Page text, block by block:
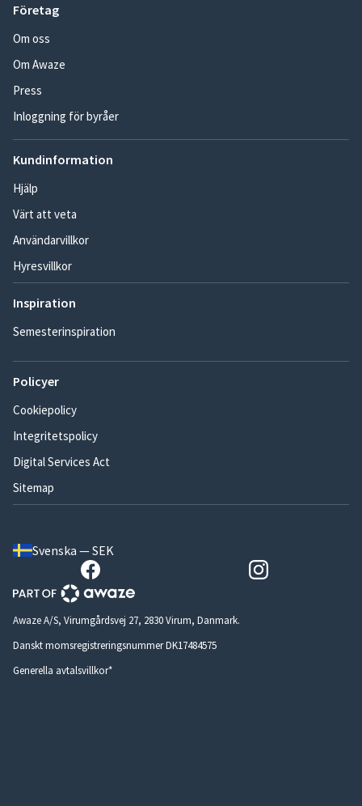
Företag
Om oss
Om Awaze
Press
Inloggning för byråer
Kundinformation
Hjälp
Värt att veta
Användarvillkor
Hyresvillkor
Inspiration
Semesterinspiration
Policyer
Cookiepolicy
Integritetspolicy
Digital Services Act
Sitemap
Svenska — SEK
Awaze A/S, Virumgårdsvej 27, 2830 Virum, Danmark.
Danskt momsregistreringsnummer DK17484575
Generella avtalsvillkor*